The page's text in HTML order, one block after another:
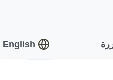
English